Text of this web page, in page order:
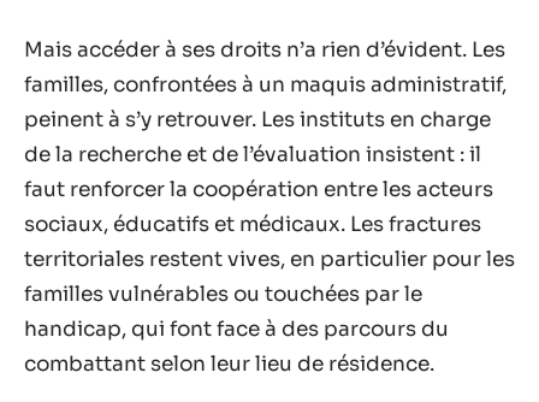
Mais accéder à ses droits n’a rien d’évident. Les
familles, confrontées à un maquis administratif,
peinent à s’y retrouver. Les instituts en charge
de la recherche et de l’évaluation insistent : il
faut renforcer la coopération entre les acteurs
sociaux, éducatifs et médicaux. Les fractures
territoriales restent vives, en particulier pour les
familles vulnérables ou touchées par le
handicap, qui font face à des parcours du
combattant selon leur lieu de résidence.